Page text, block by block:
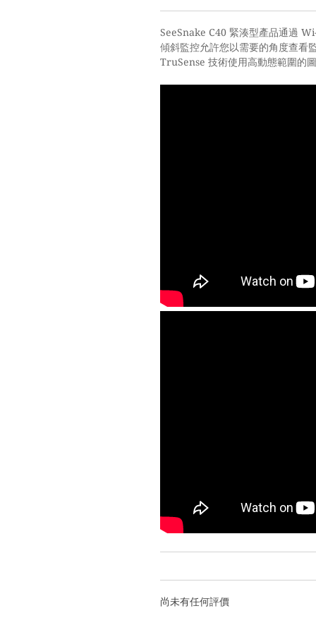
SeeSnake C40 緊湊型產品通過
傾斜監控允許您以需要的角度查看
TruSense 技術使用高動態範圍的
尚未有任何評價